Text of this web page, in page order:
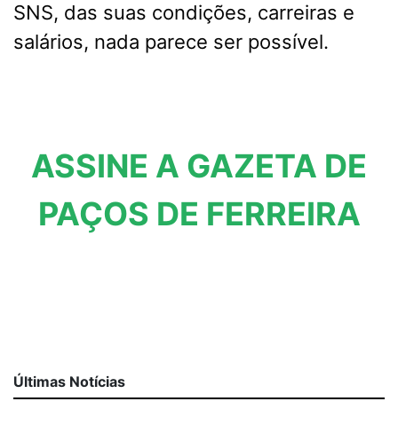
SNS, das suas condições, carreiras e
salários, nada parece ser possível.
ASSINE A GAZETA DE
PAÇOS DE FERREIRA
Últimas Notícias